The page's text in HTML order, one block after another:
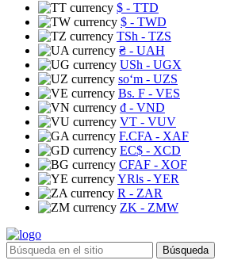
$ - TTD
$ - TWD
TSh - TZS
₴ - UAH
USh - UGX
soʻm - UZS
Bs. F - VES
₫ - VND
VT - VUV
F.CFA - XAF
EC$ - XCD
CFAF - XOF
YRls - YER
R - ZAR
ZK - ZMW
Búsqueda